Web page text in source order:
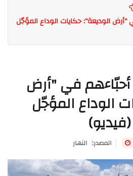
"أرض الوديعة": حكايات الوداع المؤجّل
أحبّاءهم في "أرض
الوداع المؤجّل
النهار :المصدر